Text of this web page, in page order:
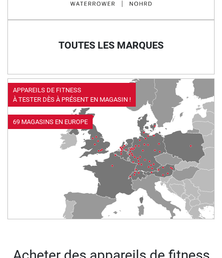
TOUTES LES MARQUES
APPAREILS DE FITNESS
À TESTER DÈS À PRÉSENT EN MAGASIN !
69 MAGASINS EN EUROPE